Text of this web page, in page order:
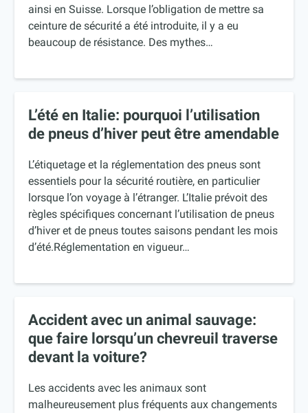
ainsi en Suisse. Lorsque l’obligation de mettre sa
ceinture de sécurité a été introduite, il y a eu
beaucoup de résistance. Des mythes…
L’été en Italie: pourquoi l’utilisation
de pneus d’hiver peut être amendable
L’étiquetage et la réglementation des pneus sont
essentiels pour la sécurité routière, en particulier
lorsque l’on voyage à l’étranger. L’Italie prévoit des
règles spécifiques concernant l’utilisation de pneus
d’hiver et de pneus toutes saisons pendant les mois
d’été.Réglementation en vigueur…
Accident avec un animal sauvage:
que faire lorsqu’un chevreuil traverse
devant la voiture?
Les accidents avec les animaux sont
malheureusement plus fréquents aux changements